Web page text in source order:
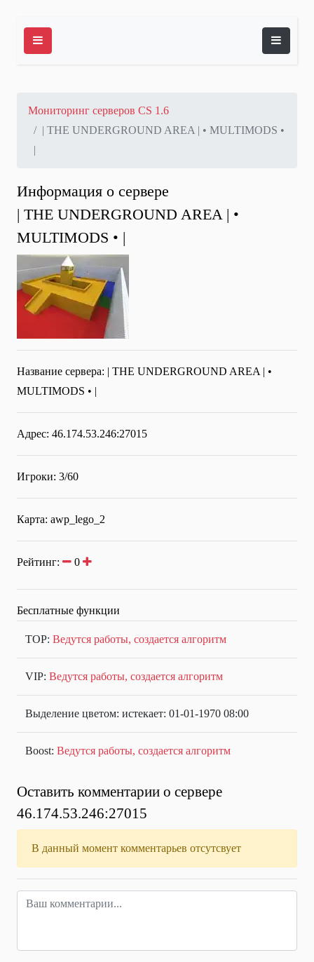
Мониторинг серверов CS 1.6
| THE UNDERGROUND AREA | • MULTIMODS •
|
Информация о сервере
| THE UNDERGROUND AREA | •
MULTIMODS • |
Название сервера: | THE UNDERGROUND AREA | •
MULTIMODS • |
Адрес: 46.174.53.246:27015
Игроки: 3/60
Карта: awp_lego_2
Рейтинг: 0
Бесплатные функции
TOP: Ведутся работы, создается алгоритм
VIP: Ведутся работы, создается алгоритм
Выделение цветом: истекает: 01-01-1970 08:00
Boost: Ведутся работы, создается алгоритм
Оставить комментарии о сервере
46.174.53.246:27015
В данный момент комментарьев отсутсвует